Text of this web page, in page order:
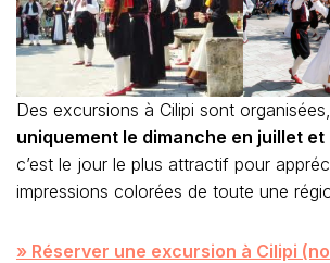
Des excursions à Cilipi sont
uniquement le dimanche en juillet et
c’est le jour le plus attractif pour
impressions colorées de toute une
» Réserver une excursion à Cilipi